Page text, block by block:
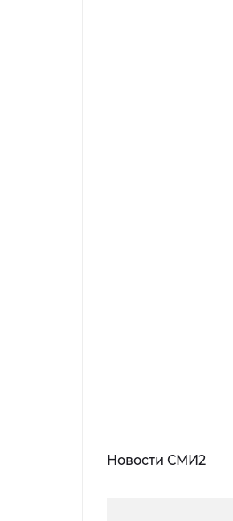
Новости СМИ2